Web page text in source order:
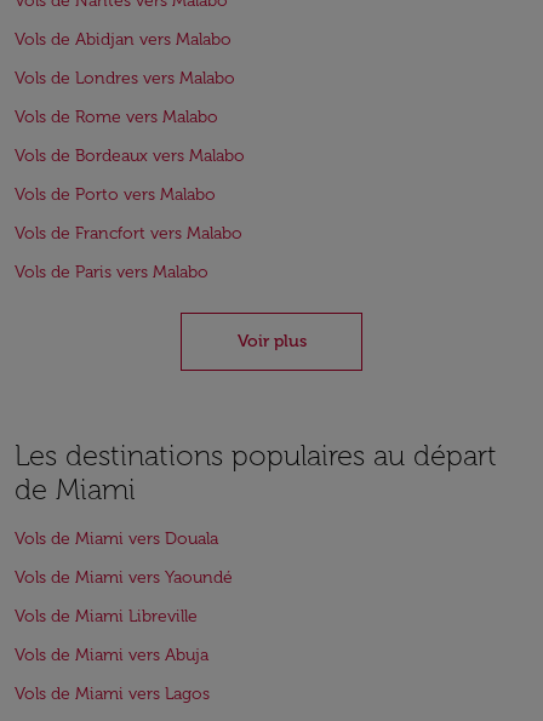
Vols de Abidjan vers Malabo
Vols de Londres vers Malabo
Vols de Rome vers Malabo
Vols de Bordeaux vers Malabo
Vols de Porto vers Malabo
Vols de Francfort vers Malabo
Vols de Paris vers Malabo
Voir plus
Les destinations populaires au départ
de Miami
Vols de Miami vers Douala
Vols de Miami vers Yaoundé
Vols de Miami Libreville
Vols de Miami vers Abuja
Vols de Miami vers Lagos